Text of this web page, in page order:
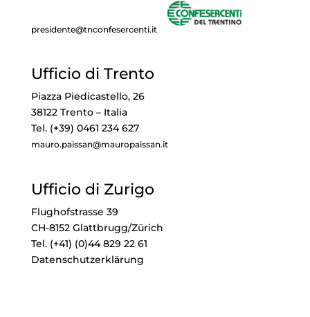
presidente@tnconfesercenti.it
Ufficio di Trento
Piazza Piedicastello, 26
38122 Trento – Italia
Tel. (+39) 0461 234 627
mauro.paissan@mauropaissan.it
Ufficio di Zurigo
Flughofstrasse 39
CH-8152 Glattbrugg/Zürich
Tel. (+41) (0)44 829 22 61
Datenschutzerklärung